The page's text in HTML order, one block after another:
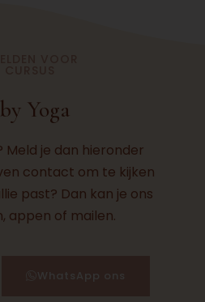
Yoga
Meld je dan hieronder
contact om te kijken
past? Dan kan je ons
appen of mailen.
WhatsApp ons